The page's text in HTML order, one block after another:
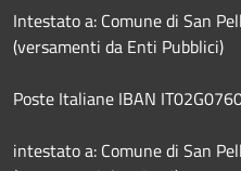
Intestato a: Comune di San
(versamenti da Enti Pubblici)
Poste Italiane IBAN
intestato a: Comune di San